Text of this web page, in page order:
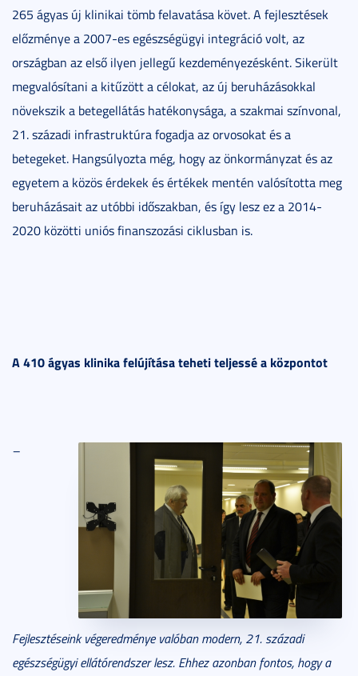
265 ágyas új klinikai tömb felavatása követ. A fejlesztések
előzménye a 2007-es egészségügyi integráció volt, az
országban az első ilyen jellegű kezdeményezésként. Sikerült
megvalósítani a kitűzött a célokat, az új beruházásokkal
növekszik a betegellátás hatékonysága, a szakmai színvonal,
21. századi infrastruktúra fogadja az orvosokat és a
betegeket. Hangsúlyozta még, hogy az önkormányzat és az
egyetem a közös érdekek és értékek mentén valósította meg
beruházásait az utóbbi időszakban, és így lesz ez a 2014-
2020 közötti uniós finanszozási ciklusban is.
A 410 ágyas klinika felújítása teheti teljessé a központot
–
Fejlesztéseink végeredménye valóban modern, 21. századi
egészségügyi ellátórendszer lesz. Ehhez azonban fontos, hogy a